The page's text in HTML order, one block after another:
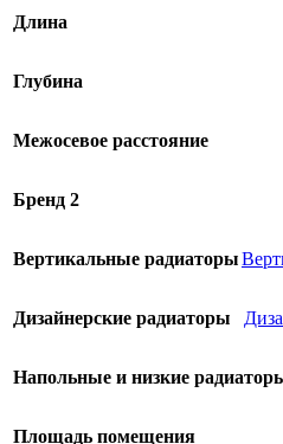
Длина
Глубина
Межосевое расстояние
Бренд 2
Вертикальные радиаторы
Дизайнерские радиаторы
Напольные и низкие
Площадь помещения